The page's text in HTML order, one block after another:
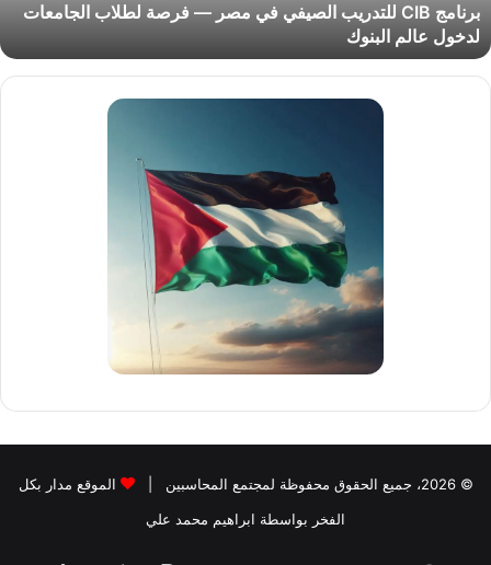
لطلاب
الجامعات
لدخول
عالم
برنامج CIB للتدريب الصيفي في مصر — فرصة لطلاب الجامعات
لدخول عالم البنوك
© 2026، جميع الحقوق محفوظة لمجتمع المحاسبين |
الموقع مدار بكل
الفخر بواسطة ابراهيم محمد علي